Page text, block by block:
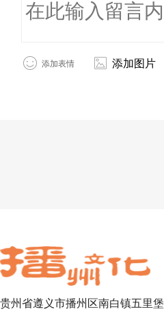
添加表情 添加图片
贵州省遵义市播州区南白镇五里堡